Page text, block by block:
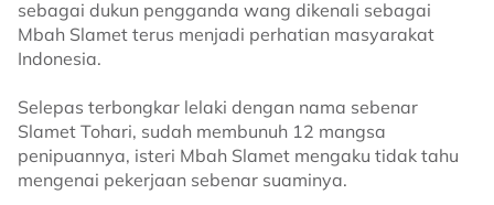
sebagai dukun pengganda wang dikenali sebagai
Mbah Slamet terus menjadi perhatian masyarakat
Indonesia.
Selepas terbongkar lelaki dengan nama sebenar
Slamet Tohari, sudah membunuh 12 mangsa
penipuannya, isteri Mbah Slamet mengaku tidak tahu
mengenai pekerjaan sebenar suaminya.